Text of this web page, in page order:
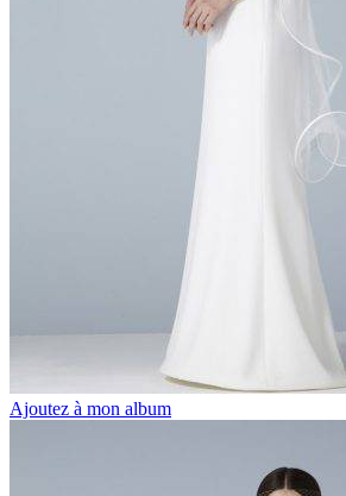
Ajoutez à mon album